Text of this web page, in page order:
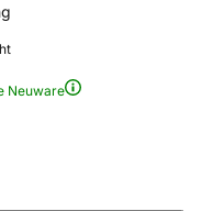
Neuware